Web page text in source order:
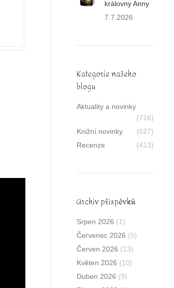
královny Anny
7.7.2026
Kategorie našeho
blogu
Aktuality a novinky
(716)
Knižní novinky
(627)
Recenze
(413)
Archív příspěvků
Srpen 2026 (1)
Červenec 2026 (5)
Červen 2026 (13)
Květen 2026 (10)
Duben 2026 (9)